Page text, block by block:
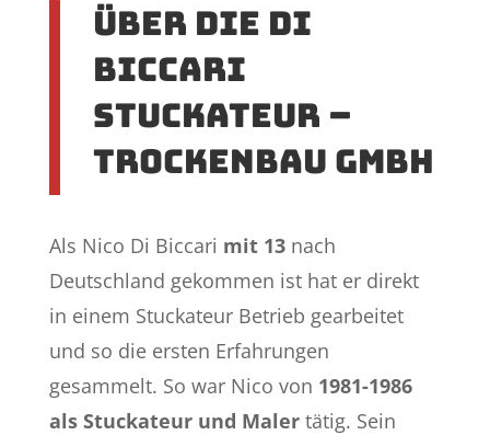
Über die Di
Biccari
Stuckateur –
Trockenbau GmbH
Als Nico Di Biccari mit 13nach
Deutschland gekommen ist hat er direkt
in einem Stuckateur Betrieb gearbeitet
und so die ersten Erfahrungen
gesammelt. So war Nico von 1981-1986
als Stuckateur und Malertätig. Sein